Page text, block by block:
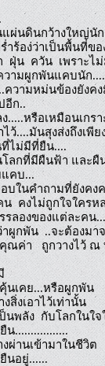
แผ่นดินกว้างใหญ่นัก
ร้อง่ว่าเป็นพื้นที่ขอ
น  ควัน  เพราะไม่
วามผูกพันแคบนัก....
วามหม่นข้องยังคง
อีก..
หรือเหมือนเกรา
ว้....มันสุงส่งถึงเพี
ไม่มีที่ยืน....
โลกที่มีผืนฟ้า และ
คบ...
ในคำถามที่ยังคงค
คงไม่ถูกใจใครห
รลองของแต่ละคน...
าผูกพัน  ..จะต้องม
ณค่า   ถูกวางไว้ ณ
นเคย...หรือผูกพัน
สิ่งเอาไว้เท่านั้น
นพลัง  กับโลกในใ
น.................
ผ่านเข้ามาในชีวิต
นอยู่......